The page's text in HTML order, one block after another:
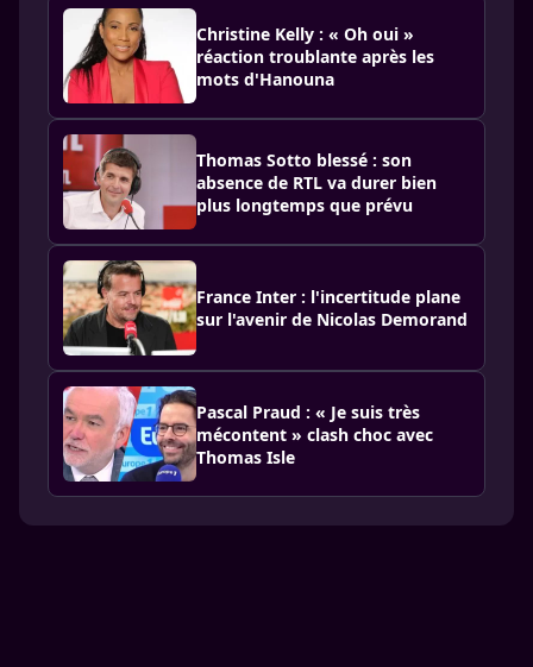
Christine Kelly : « Oh oui »
réaction troublante après les
mots d'Hanouna
Thomas Sotto blessé : son
absence de RTL va durer bien
plus longtemps que prévu
France Inter : l'incertitude plane
sur l'avenir de Nicolas Demorand
Pascal Praud : « Je suis très
mécontent » clash choc avec
Thomas Isle